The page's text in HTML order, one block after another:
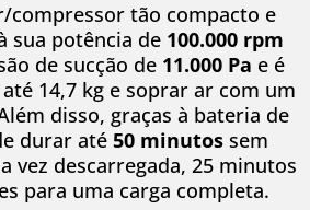
compressor tão compacto e
sua potência de 100.000 rpm
de sucção de 11.000 Pa e é
14,7 kg e soprar ar com um
disso, graças à bateria de
durar até 50 minutos sem
vez descarregada, 25 minutos
para uma carga completa.